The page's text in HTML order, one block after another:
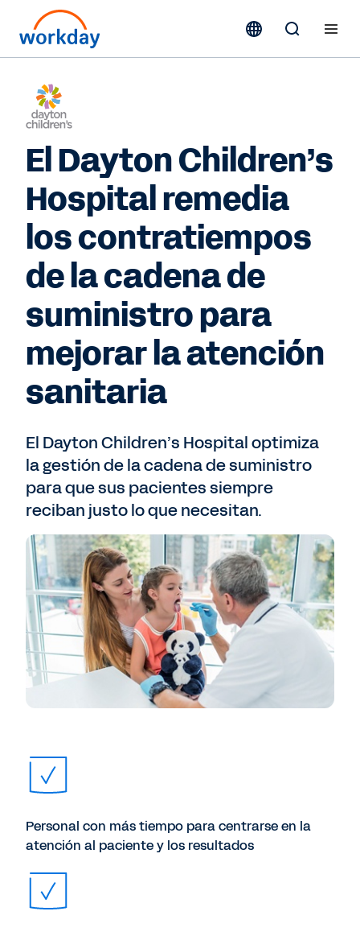
El Dayton Children’s
Hospital remedia
los contratiempos
de la cadena de
suministro para
mejorar la atención
sanitaria
El Dayton Children’s Hospital optimiza
la gestión de la cadena de suministro
para que sus pacientes siempre
reciban justo lo que necesitan.
Personal con más tiempo para centrarse en la
atención al paciente y los resultados